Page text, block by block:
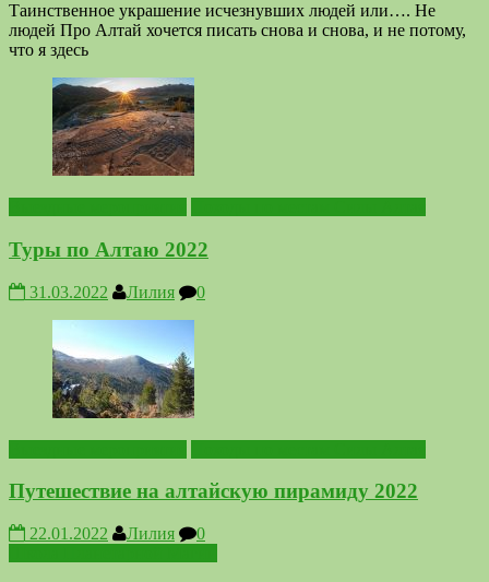
Таинственное украшение исчезнувших людей или…. Не
людей Про Алтай хочется писать снова и снова, и не потому,
что я здесь
Туры по Алтаю 2022
31.03.2022 Лилия 0
Путешествие на алтайскую пирамиду 2022
22.01.2022 Лилия
0